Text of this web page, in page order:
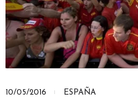
10/05/2016 ESPAÑA